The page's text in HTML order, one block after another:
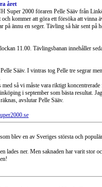
året
Super 2000 föraren Pelle Sääv från
kommer att göra ett försöka att vinna
ännu en seger. Tävling så här sent
11.00. Tävlingsbanan innehåller
Sääv. I vintras tog Pelle tre segrar
så vi måste vara riktigt
i september som bästa resultat.
avslutar Pelle Sääv.
blev en av Sveriges största och
lades ner. Men saknaden har varit stor